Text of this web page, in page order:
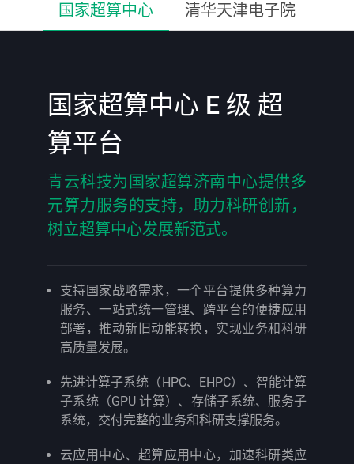
国家超算中心 清华天津电子院
国家超算中心 E 级 超
算平台
青云科技为国家超算济南中心提供多
元算力服务的支持，助力科研创新，
树立超算中心发展新范式。
支持国家战略需求，一个平台提供多种算力
服务、一站式统一管理、跨平台的便捷应用
部署，推动新旧动能转换，实现业务和科研
高质量发展。
先进计算子系统（HPC、EHPC）、智能计算
子系统（GPU 计算）、存储子系统、服务子
系统，交付完整的业务和科研支撑服务。
云应用中心、超算应用中心，加速科研类应